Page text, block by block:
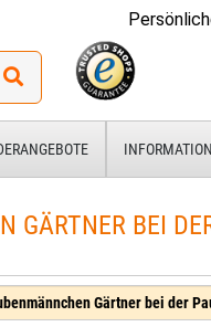
GÄRTNER BEI